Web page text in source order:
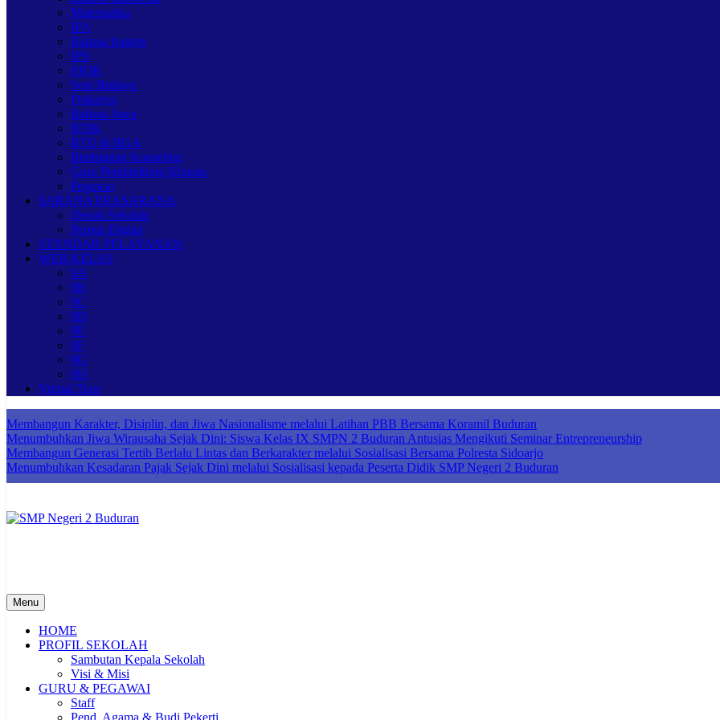
Matematika
IPA
Bahasa Inggris
IPS
PJOK
Seni Budaya
Prakarya
Bahasa Jawa
BTIK
BTQ & BGA
Bimbingan Konseling
Guru Pembimbing Khusus
Pegawai
SARANA PRASARANA
Denah Sekolah
Perpus Digital
STANDAR PELAYANAN
WEB KELAS
9A
9B
9C
9D
9E
9F
9G
9H
Virtual Tour
Membangun Karakter, Disiplin, dan Jiwa Nasionalisme melalui Latihan PBB Bersama Koramil Buduran
Menumbuhkan Jiwa Wirausaha Sejak Dini: Siswa Kelas IX SMPN 2 Buduran Antusias Mengikuti Seminar Entrepreneurship
Membangun Generasi Tertib Berlalu Lintas dan Berkarakter melalui Sosialisasi Bersama Polresta Sidoarjo
Menumbuhkan Kesadaran Pajak Sejak Dini melalui Sosialisasi kepada Peserta Didik SMP Negeri 2 Buduran
Menu
HOME
PROFIL SEKOLAH
Sambutan Kepala Sekolah
Visi & Misi
GURU & PEGAWAI
Staff
Pend. Agama & Budi Pekerti